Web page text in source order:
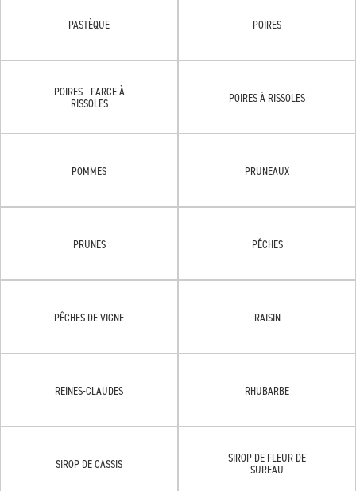
PASTÈQUE POIRES
POIRES - FARCE À
RISSOLES
POIRES À RISSOLES
POMMES PRUNEAUX
PRUNES PÊCHES
PÊCHES DE VIGNE RAISIN
REINES-CLAUDES RHUBARBE
SIROP DE CASSIS
SIROP DE FLEUR DE
SUREAU